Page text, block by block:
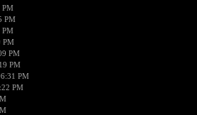
PM
PM
PM
PM
PM
PM
PM